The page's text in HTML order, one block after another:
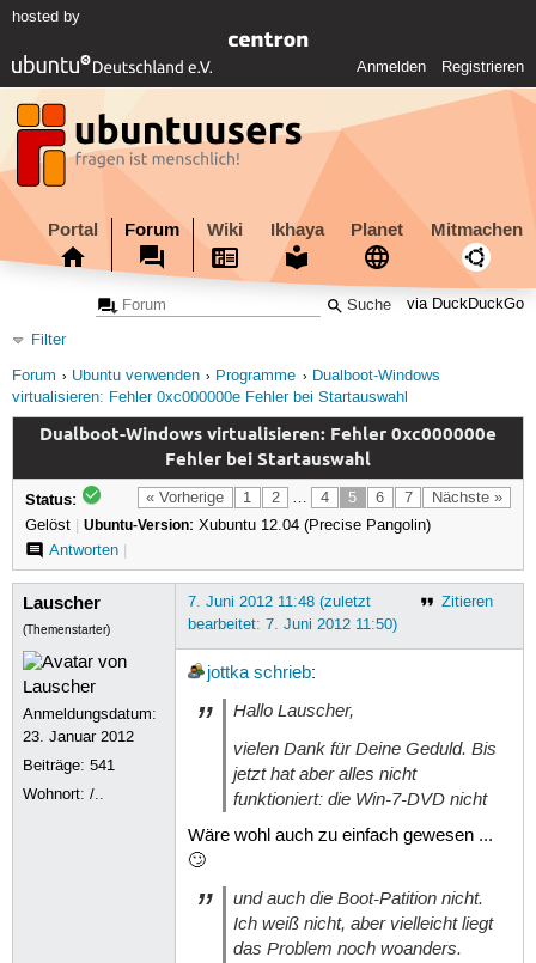
hosted by
Anmelden Registrieren
Portal Forum Wiki Ikhaya Planet Mitmachen
via DuckDuckGo
Filter
Forum
Ubuntu verwenden Programme
Dualboot-Windows
virtualisieren: Fehler 0xc000000e Fehler bei Startauswahl
Dualboot-Windows virtualisieren: Fehler 0xc000000e
Fehler bei Startauswahl
« Vorherige 1 2 … 4 5 6 7 Nächste »
Status:
Gelöst | Ubuntu-Version: Xubuntu 12.04 (Precise Pangolin)
Antworten|
Lauscher
(Themenstarter)
Anmeldungsdatum:
23. Januar 2012
Beiträge:541
Wohnort: /..
Zitieren
7. Juni 2012 11:48 (zuletzt
bearbeitet: 7. Juni 2012 11:50)
jottka schrieb:
Hallo Lauscher,
vielen Dank für Deine Geduld. Bis
jetzt hat aber alles nicht
funktioniert: die Win-7-DVD nicht
Wäre wohl auch zu einfach gewesen ...
🙄
und auch die Boot-Patition nicht.
Ich weiß nicht, aber vielleicht liegt
das Problem noch woanders.